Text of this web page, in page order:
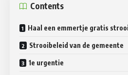
Contents
Haal een emmertje gratis
Strooibeleid van de gemeente
1e urgentie